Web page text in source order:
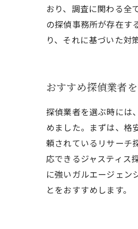
おり、調査に関わる全
の探偵事務所が存在す
り、それに基づいた対
おすすめ探偵業者
探偵業者を選ぶ時には
めました。まずは、格
頼されているリサーチ
応できるジャスティス
に強いガルエージェン
とをおすすめします。